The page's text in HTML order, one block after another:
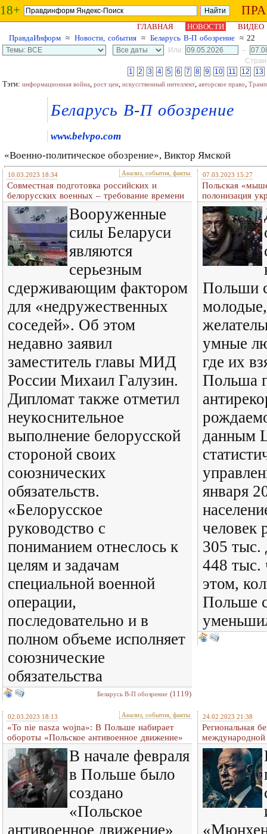
18+
ГЛАВНАЯ НОВОСТИ
ВИДЕО
ПравдаИнформ ≈ Новости, события ≈ Беларусь В-П обозрение ≈ 22
Или:
–
1
2 3 4 5 6 7 8 9 10 11 12 13
Тэги: информационная война, рост цен, искусственный интеллект, авторское право, Трамп
Беларусь В-П обозрение
www.belvpo.com
«Военно-политическое обозрение», Виктор Ямской
10.03.2023 18:34 Анализ, события, факты
Совместная подготовка российских и
белорусских военных – требование времени
Вооруженные
силы Беларуси
являются
серьезным
сдерживающим фактором
для «недружественных
соседей». Об этом
недавно заявил
заместитель главы МИД
России Михаил Галузин.
Дипломат также отметил
неукоснительное
выполнение белорусской
стороной своих
союзнических
обязательств.
«Белорусское
руководство с
пониманием отнеслось к
целям и задачам
специальной военной
операции,
последовательно и в
полном объеме исполняет
союзнические
обязательства
Беларусь В-П обозрение (1119)
07.03.2023 15:27
Польская
полонизация
Польши
умные
где их
Польша
данным
января
человек
305 тыс.
448 тыс.
этом,
Польше
02.03.2023 18:13 Анализ, события, факты
«To nie nasza wojna»: В Польше набирает
обороты «Польское антивоенное движение»
В начале февраля
в Польше было
создано
«Польское
антивоенное движение»
24.02.2023 21:38
Региональная